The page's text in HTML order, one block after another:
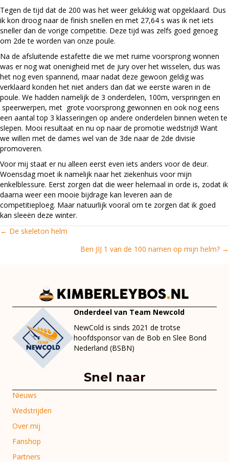
Tegen de tijd dat de 200 was het weer gelukkig wat opgeklaard. Dus
ik kon droog naar de finish snellen en met 27,64 s was ik net iets
sneller dan de vorige competitie. Deze tijd was zelfs goed genoeg
om 2de te worden van onze poule.
Na de afsluitende estafette die we met ruime voorsprong wonnen
was er nog wat onenigheid met de jury over het wisselen, dus was
het nog even spannend, maar nadat deze gewoon geldig was
verklaard konden het niet anders dan dat we eerste waren in de
poule. We hadden namelijk de 3 onderdelen, 100m, verspringen en
speerwerpen, met grote voorsprong gewonnen en ook nog eens
een aantal top 3 klasseringen op andere onderdelen binnen weten te
slepen. Mooi resultaat en nu op naar de promotie wedstrijd! Want
we willen met de dames wel van de 3de naar de 2de divisie
promoveren.
Voor mij staat er nu alleen eerst even iets anders voor de deur.
Woensdag moet ik namelijk naar het ziekenhuis voor mijn
enkelblessure. Eerst zorgen dat die weer helemaal in orde is, zodat ik
daarna weer een mooie bijdrage kan leveren aan de
competitieploeg. Maar natuurlijk vooral om te zorgen dat ik goed
kan sleeën deze winter.
Posts
navigation
← De skeleton helm
Ben JIJ 1 van de 100 namen op mijn helm? →
Onderdeel van Team Newcold
NewCold is sinds 2021 de trotse
hoofdsponsor van de Bob en Slee Bond
Nederland (BSBN)
Snel naar
Nieuws
Wedstrijden
Over mij
Fanshop
Partners